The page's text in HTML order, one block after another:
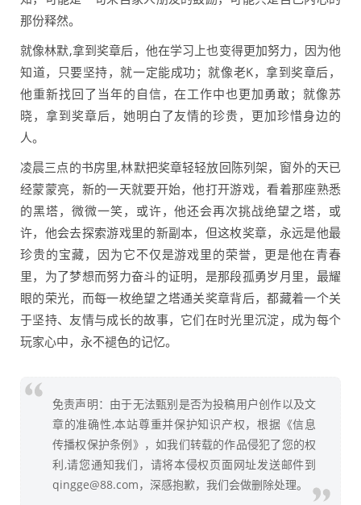
那份释然。
就像林默,拿到奖章后，他在学习上也变得更加努力，因为他
知道，只要坚持，就一定能成功；就像老K，拿到奖章后，
他重新找回了当年的自信，在工作中也更加勇敢；就像苏
晓，拿到奖章后，她明白了友情的珍贵，更加珍惜身边的
人。
凌晨三点的书房里,林默把奖章轻轻放回陈列架，窗外的天已
经蒙蒙亮，新的一天就要开始，他打开游戏，看着那座熟悉
的黑塔，微微一笑，或许，他还会再次挑战绝望之塔，或
许，他会去探索游戏里的新副本，但这枚奖章，永远是他最
珍贵的宝藏，因为它不仅是游戏里的荣誉，更是他在青春
里，为了梦想而努力奋斗的证明，是那段孤勇岁月里，最耀
眼的荣光，而每一枚绝望之塔通关奖章背后，都藏着一个关
于坚持、友情与成长的故事，它们在时光里沉淀，成为每个
玩家心中，永不褪色的记忆。
免责声明：由于无法甄别是否为投稿用户创作以及文
章的准确性,本站尊重并保护知识产权，根据《信息
传播权保护条例》，如我们转载的作品侵犯了您的权
利,请您通知我们，请将本侵权页面网址发送邮件到
qingge@88.com，深感抱歉，我们会做删除处理。